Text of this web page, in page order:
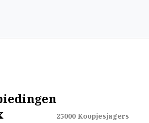
25000 Koopjesjagers